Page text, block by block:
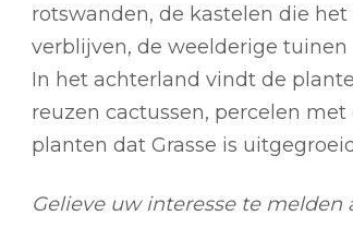
rotswanden, de kastelen die
verblijven, de weelderige
In het achterland vindt de
reuzen cactussen, percelen
planten dat Grasse is
Gelieve uw interesse te melden